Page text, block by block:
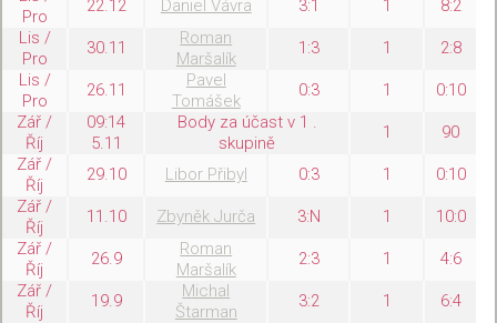
Pro
22.12 Daniel Vávra 3:1 1
8:2
Lis /
Pro
30.11
Roman
Maršalík
1:3 1
2:8
Lis /
Pro
26.11
Pavel
Tomášek
0:3 1
0:10
Zář /
Říj
09:14
5.11
Body za účast v 1 .
skupině
1
90
Zář /
Říj
29.10 Libor Přibyl 0:3 1
0:10
Zář /
Říj
11.10 Zbyněk Jurča 3:N 1
10:0
Zář /
Říj
26.9
Roman
Maršalík
2:3 1
4:6
Zář /
Říj
19.9
Michal
Štarman
3:2 1 6:4